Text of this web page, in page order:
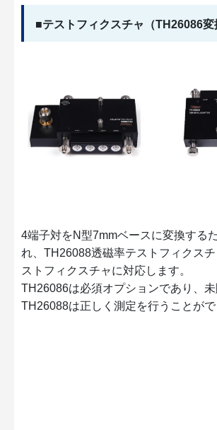
■テストフィクスチャ（TH26086変
4端子対をN型7mmベースに変換する
れ、TH26088透磁率テストフィクス
ストフィクスチャに対応します。
TH26086は必須オプションであり、未
TH26088は正しく測定を行うことがで